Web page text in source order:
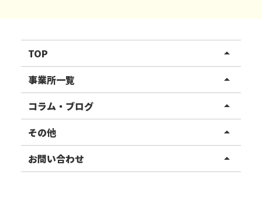
TOP arrow_drop_up
リハスワーク
リハスファーム
事業所一覧 arrow_drop_up
関東エリア
東北エリア
甲信越エリア
コラム・ブログ arrow_drop_up
事業所ブログ
ご利用者様の声
その他 arrow_drop_up
お知らせ
お問い合わせ arrow_drop_up